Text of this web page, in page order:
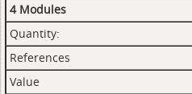
4 Modules
Quantity:
References
Value